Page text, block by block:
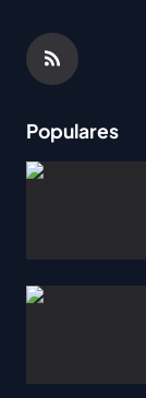
Populares